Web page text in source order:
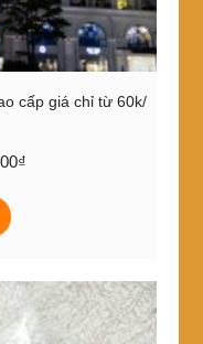
cấp giá chỉ từ 60k/
₫Khoảng
330,000₫
phẩm
nhiều
biến
thể.